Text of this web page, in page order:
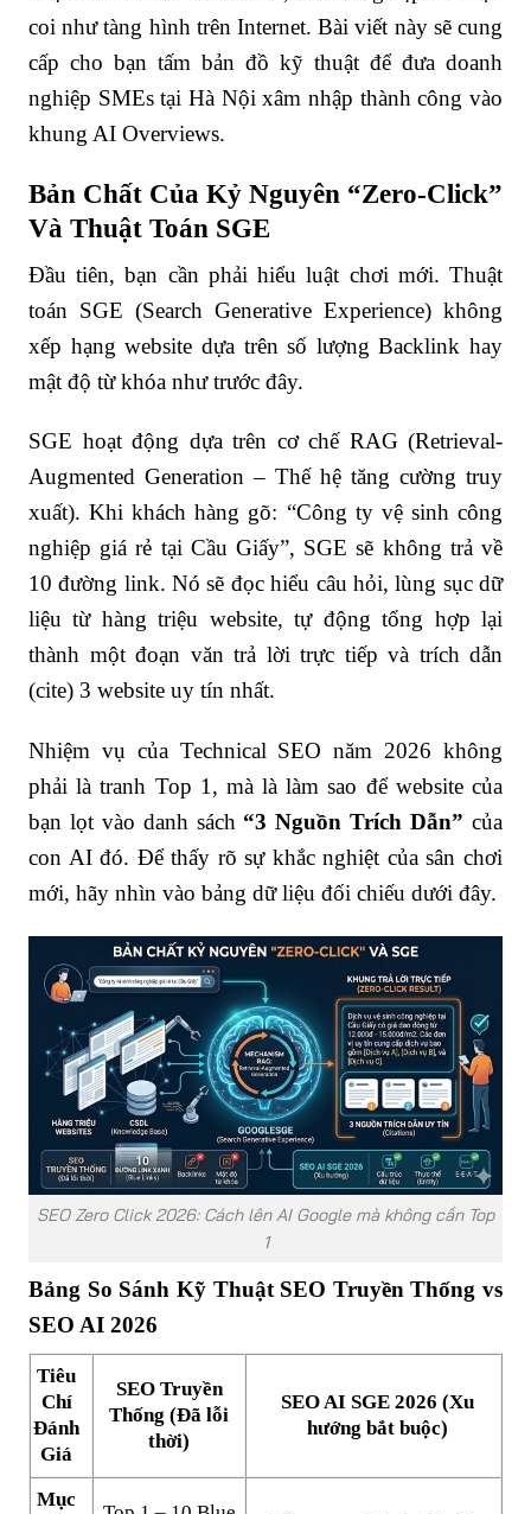
coi như tàng hình trên Internet. Bài viết này sẽ cung
cấp cho bạn tấm bản đồ kỹ thuật để đưa doanh
nghiệp SMEs tại Hà Nội xâm nhập thành công vào
khung AI Overviews.
Bản Chất Của Kỷ Nguyên “Zero-Click”
Và Thuật Toán SGE
Đầu tiên, bạn cần phải hiểu luật chơi mới. Thuật
toán SGE (Search Generative Experience) không
xếp hạng website dựa trên số lượng Backlink hay
mật độ từ khóa như trước đây.
SGE hoạt động dựa trên cơ chế RAG (Retrieval-
Augmented Generation – Thế hệ tăng cường truy
xuất). Khi khách hàng gõ: “Công ty vệ sinh công
nghiệp giá rẻ tại Cầu Giấy”, SGE sẽ không trả về
10 đường link. Nó sẽ đọc hiểu câu hỏi, lùng sục dữ
liệu từ hàng triệu website, tự động tổng hợp lại
thành một đoạn văn trả lời trực tiếp và trích dẫn
(cite) 3 website uy tín nhất.
Nhiệm vụ của Technical SEO năm 2026 không
phải là tranh Top 1, mà là làm sao để website của
bạn lọt vào danh sách “3 Nguồn Trích Dẫn” của
con AI đó. Để thấy rõ sự khắc nghiệt của sân chơi
mới, hãy nhìn vào bảng dữ liệu đối chiếu dưới đây.
SEO Zero Click 2026: Cách lên AI Google mà không cần Top
1
Bảng So Sánh Kỹ Thuật SEO Truyền Thống vs
SEO AI 2026
Tiêu
Chí
Đánh
Giá
SEO Truyền
Thống (Đã lỗi
thời)
SEO AI SGE 2026 (Xu
hướng bắt buộc)
Mục